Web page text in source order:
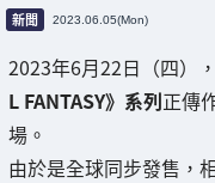
新聞 2023.06.05(Mon)
2023年6月22日（四）
L FANTASY》系列正傳
場。
由於是全球同步發售，